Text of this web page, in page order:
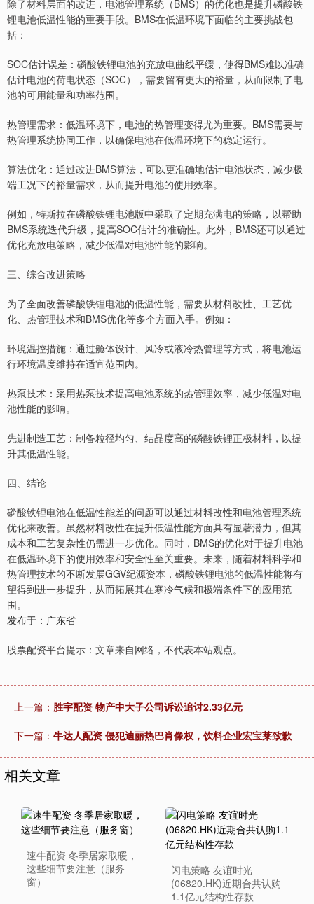
除了材料层面的改进，电池管理系统（BMS）的优化也是提升磷酸铁
锂电池低温性能的重要手段。BMS在低温环境下面临的主要挑战包
括：
SOC估计误差：磷酸铁锂电池的充放电曲线平缓，使得BMS难以准确
估计电池的荷电状态（SOC），需要留有更大的裕量，从而限制了电
池的可用能量和功率范围。
热管理需求：低温环境下，电池的热管理变得尤为重要。BMS需要与
热管理系统协同工作，以确保电池在低温环境下的稳定运行。
算法优化：通过改进BMS算法，可以更准确地估计电池状态，减少极
端工况下的裕量需求，从而提升电池的使用效率。
例如，特斯拉在磷酸铁锂电池版中采取了定期充满电的策略，以帮助
BMS系统迭代升级，提高SOC估计的准确性。此外，BMS还可以通过
优化充放电策略，减少低温对电池性能的影响。
三、综合改进策略
为了全面改善磷酸铁锂电池的低温性能，需要从材料改性、工艺优
化、热管理技术和BMS优化等多个方面入手。例如：
环境温控措施：通过舱体设计、风冷或液冷热管理等方式，将电池运
行环境温度维持在适宜范围内。
热泵技术：采用热泵技术提高电池系统的热管理效率，减少低温对电
池性能的影响。
先进制造工艺：制备粒径均匀、结晶度高的磷酸铁锂正极材料，以提
升其低温性能。
四、结论
磷酸铁锂电池在低温性能差的问题可以通过材料改性和电池管理系统
优化来改善。虽然材料改性在提升低温性能方面具有显著潜力，但其
成本和工艺复杂性仍需进一步优化。同时，BMS的优化对于提升电池
在低温环境下的使用效率和安全性至关重要。未来，随着材料科学和
热管理技术的不断发展GGV纪源资本，磷酸铁锂电池的低温性能将有
望得到进一步提升，从而拓展其在寒冷气候和极端条件下的应用范
围。
发布于：广东省
股票配资平台提示：文章来自网络，不代表本站观点。
上一篇： 胜宇配资 物产中大子公司诉讼追讨2.33亿元
下一篇： 牛达人配资 侵犯迪丽热巴肖像权，饮料企业宏宝莱致歉
相关文章
速牛配资 冬季居家取暖，
这些细节要注意（服务
窗）
闪电策略 友谊时光
(06820.HK)近期合共认购
1.1亿元结构性存款